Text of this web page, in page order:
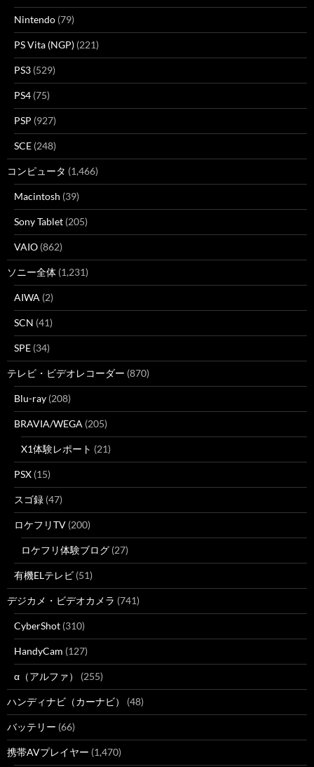
Nintendo (79)
PS Vita (NGP) (221)
PS3 (529)
PS4 (75)
PSP (927)
SCE (248)
コンピュータ (1,466)
Macintosh (39)
Sony Tablet (205)
VAIO (862)
ソニー全体 (1,231)
AIWA (2)
SCN (41)
SPE (34)
テレビ・ビデオレコーダー (870)
Blu-ray (208)
BRAVIA/WEGA (205)
X1体験レポート (21)
PSX (15)
スゴ録 (47)
ロケフリTV (200)
ロケフリ体験ブログ (27)
有機ELテレビ (51)
デジカメ・ビデオカメラ (741)
CyberShot (310)
HandyCam (127)
α（アルファ） (255)
ハンディナビ（カーナビ） (48)
バッテリー (66)
携帯AVプレイヤー (1,470)